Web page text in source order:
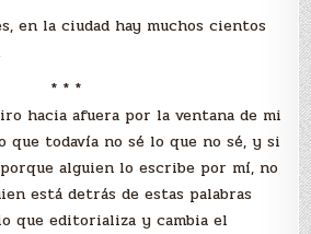
en la ciudad hay muchos cientos
* * *
hacia afuera por la ventana de mi
que todavía no sé lo que no sé, y si
alguien lo escribe por mí, no
está detrás de estas palabras
que editorializa y cambia el